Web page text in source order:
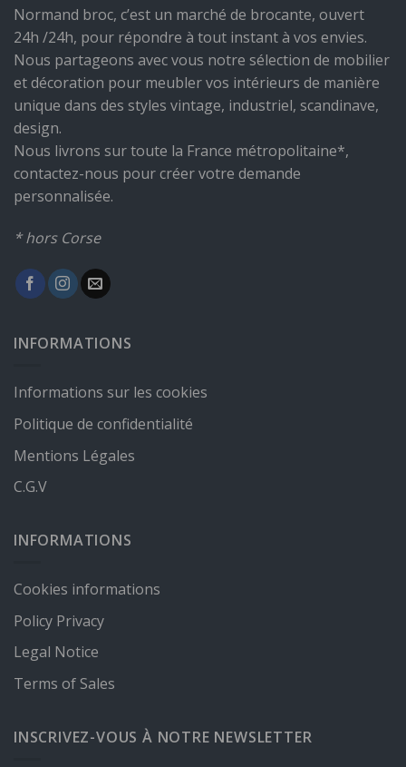
Normand broc, c’est un marché de brocante, ouvert
24h /24h, pour répondre à tout instant à vos envies.
Nous partageons avec vous notre sélection de mobilier
et décoration pour meubler vos intérieurs de manière
unique dans des styles vintage, industriel, scandinave,
design.
Nous livrons sur toute la France métropolitaine*,
contactez-nous pour créer votre demande
personnalisée.
* hors Corse
INFORMATIONS
Informations sur les cookies
Politique de confidentialité
Mentions Légales
C.G.V
INFORMATIONS
Cookies informations
Policy Privacy
Legal Notice
Terms of Sales
INSCRIVEZ-VOUS À NOTRE NEWSLETTER